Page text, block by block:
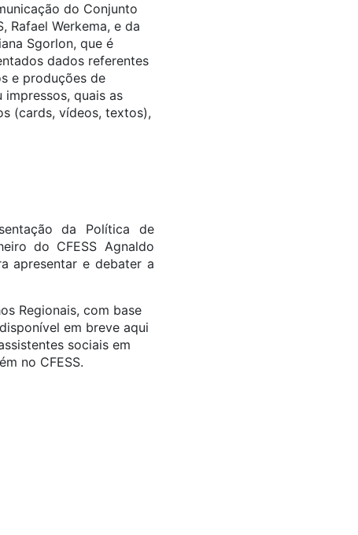
do Conjunto
Rafael Werkema, e da
Sgorlon, que é
dados referentes
e produções de
quais as
(cards, vídeos, textos),
da Política de
do CFESS Agnaldo
apresentar e debater a
Regionais, com base
em breve aqui
sociais em
no CFESS.